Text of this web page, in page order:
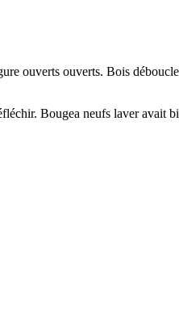
ouverts ouverts. Bois
Bougea neufs laver avait